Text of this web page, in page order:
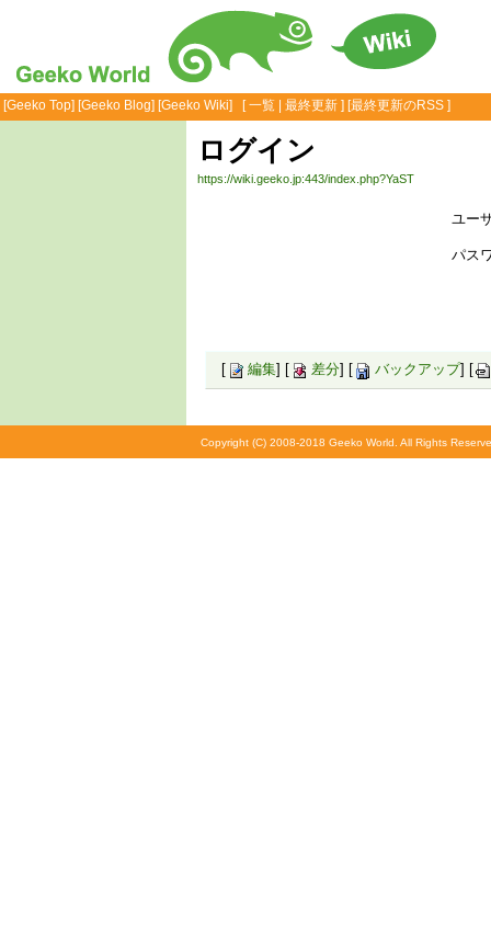
[Geeko Top] [Geeko Blog] [Geeko Wiki] [一覧 最終更新 ] [最終更新のRSS ]
ログイン
https://wiki.geeko.jp:443/index.php?YaST
ユー
パス
[ 編集] [ 差分] [ バックアップ] [
Copyright (C) 2008-2018 Geeko World. All Rights